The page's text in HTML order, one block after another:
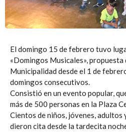
El domingo 15 de febrero tuvo
«Domingos Musicales», propuesta
Municipalidad desde el 1 de
domingos consecutivos.
Consistió en un evento popular,
más de 500 personas en la Plaza
Cientos de niños, jóvenes, adultos
dieron cita desde la tardecita